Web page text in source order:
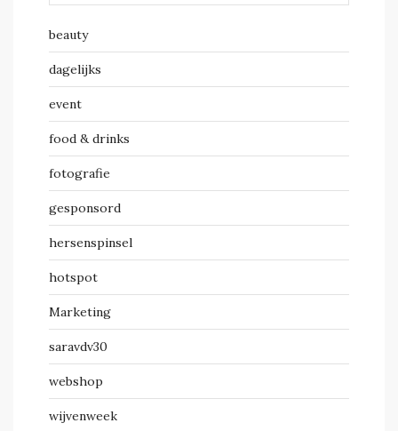
beauty
dagelijks
event
food & drinks
fotografie
gesponsord
hersenspinsel
hotspot
Marketing
saravdv30
webshop
wijvenweek